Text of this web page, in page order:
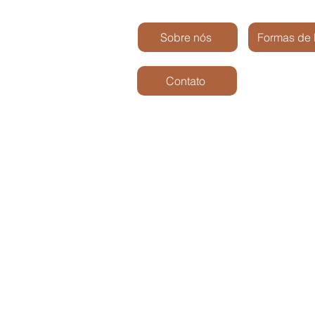
Sobre nós
Contato
Formas de